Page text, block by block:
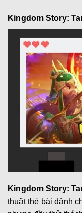
Kingdom Story:
Kingdom Story:
thuật thẻ bài dành